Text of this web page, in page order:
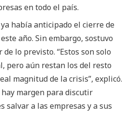
en todo el país.
había anticipado el cierre de
año. Sin embargo, sostuvo
lo previsto. “Estos son solo
pero aún restan los del resto
magnitud de la crisis”, explicó.
margen para discutir
salvar a las empresas y a sus